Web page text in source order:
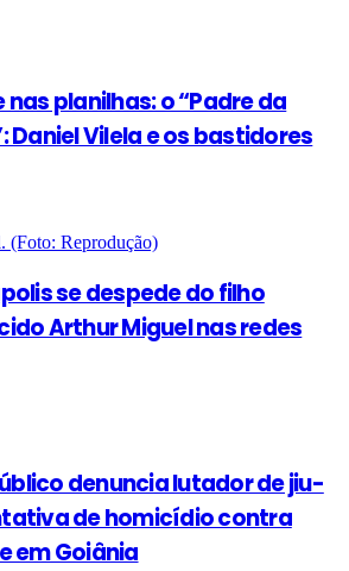
planilhas: o “Padre da
Daniel Vilela e os bastidores
se despede do filho
Arthur Miguel nas redes
denuncia lutador de jiu-
de homicídio contra
em Goiânia